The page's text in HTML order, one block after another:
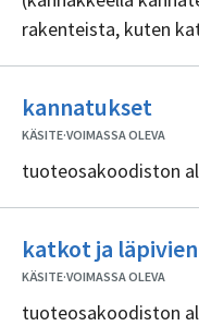
rakenteista, kuten
kannatukset
KÄSITE·VOIMASSA OLEVA
tuoteosakoodiston
katkot ja
KÄSITE·VOIMASSA OLEVA
tuoteosakoodiston